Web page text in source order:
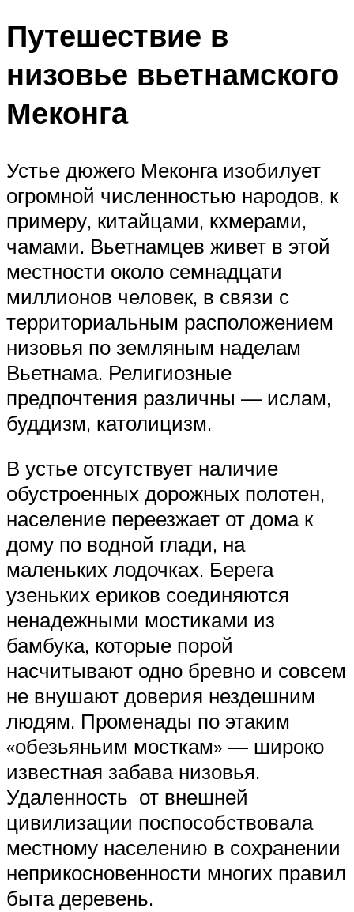
Путешествие в
низовье вьетнамского
Меконга
Устье дюжего Меконга изобилует
огромной численностью народов, к
примеру, китайцами, кхмерами,
чамами. Вьетнамцев живет в этой
местности около семнадцати
миллионов человек, в связи с
территориальным расположением
низовья по земляным наделам
Вьетнама. Религиозные
предпочтения различны — ислам,
буддизм, католицизм.
В устье отсутствует наличие
обустроенных дорожных полотен,
население переезжает от дома к
дому по водной глади, на
маленьких лодочках. Берега
узеньких ериков соединяются
ненадежными мостиками из
бамбука, которые порой
насчитывают одно бревно и совсем
не внушают доверия нездешним
людям. Променады по этаким
«обезьяньим мосткам» — широко
известная забава низовья.
Удаленность от внешней
цивилизации поспособствовала
местному населению в сохранении
неприкосновенности многих правил
быта деревень.